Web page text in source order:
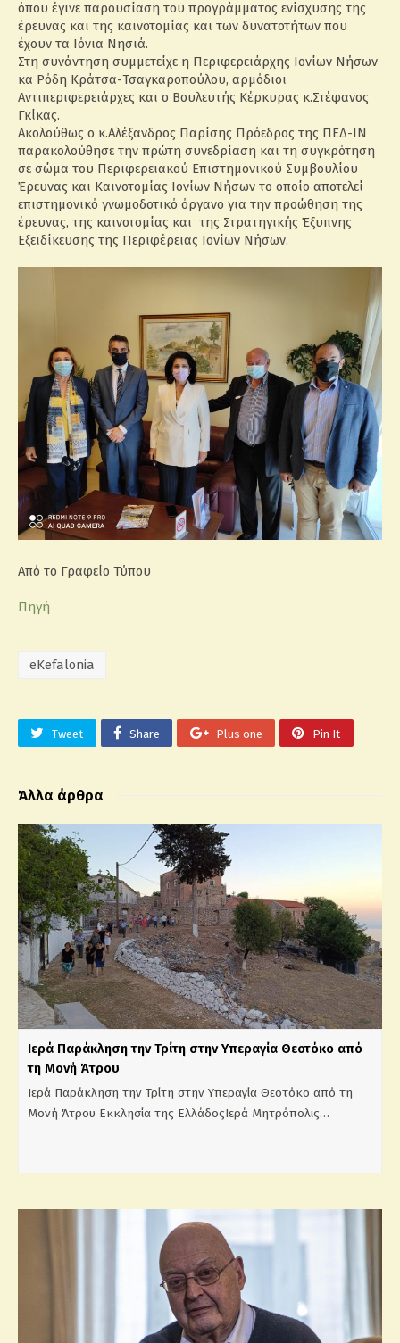
όπου έγινε παρουσίαση του προγράμματος ενίσχυσης της
έρευνας και της καινοτομίας και των δυνατοτήτων που
έχουν τα Ιόνια Νησιά.
Στη συνάντηση συμμετείχε η Περιφερειάρχης Ιονίων Νήσων
κα Ρόδη Κράτσα-Τσαγκαροπούλου, αρμόδιοι
Αντιπεριφερειάρχες και ο Βουλευτής Κέρκυρας κ.Στέφανος
Γκίκας.
Ακολούθως ο κ.Αλέξανδρος Παρίσης Πρόεδρος της ΠΕΔ-ΙΝ
παρακολούθησε την πρώτη συνεδρίαση και τη συγκρότηση
σε σώμα του Περιφερειακού Επιστημονικού Συμβουλίου
Έρευνας και Καινοτομίας Ιονίων Νήσων το οποίο αποτελεί
επιστημονικό γνωμοδοτικό όργανο για την προώθηση της
έρευνας, της καινοτομίας και της Στρατηγικής Έξυπνης
Εξειδίκευσης της Περιφέρειας Ιονίων Νήσων.
Από το Γραφείο Τύπου
Πηγή
eKefalonia
Tweet Share Plus one Pin It
Άλλα άρθρα
Ιερά Παράκληση την Τρίτη στην Υπεραγία Θεοτόκο από
τη Μονή Άτρου
Ιερά Παράκληση την Τρίτη στην Υπεραγία Θεοτόκο από τη
Μονή Άτρου Εκκλησία της ΕλλάδοςΙερά Μητρόπολις…